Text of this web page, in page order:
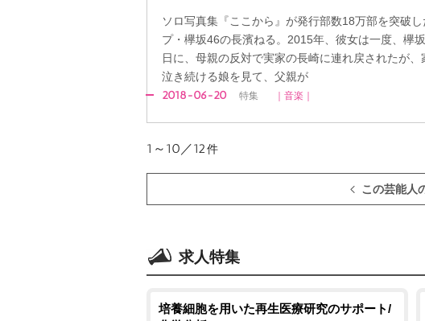
ソロ写真集『ここから』が発行部数18万部を突破
プ・欅坂46の長濱ねる。2015年、彼女は一度、欅
日に、母親の反対で実家の長崎に連れ戻されたが、
泣き続ける娘を見て、父親が
2018-06-20 特集 ｜音楽｜
1～10／12件
この芸能人
求人特集
培養細胞を用いた再生医療研究のサポート/